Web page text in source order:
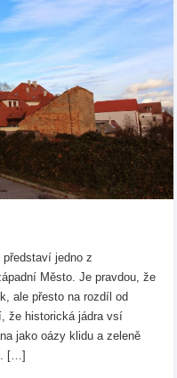
jedno z
Město. Je pravdou, že
ale přesto na rozdíl od
že historická jádra vsí
jako oázy klidu a zeleně
[…]